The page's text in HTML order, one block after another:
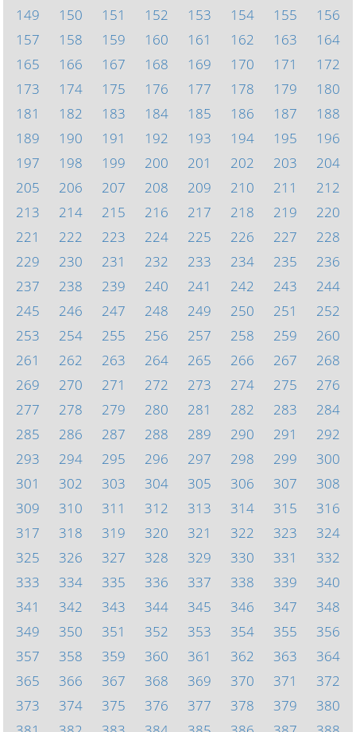
149
150 151 152 153 154 155
156
157
158 159 160 161 162 163
164
165
166 167 168 169 170 171
172
173
174 175 176 177 178 179
180
181
182 183 184 185 186 187
188
189
190 191 192 193 194 195
196
197
198 199 200 201 202 203
204
205
206 207 208 209 210 211
212
213
214 215 216 217 218 219
220
221
222 223 224 225 226 227
228
229
230 231 232 233 234 235
236
237
238 239 240 241 242 243
244
245
246 247 248 249 250 251
252
253
254 255 256 257 258 259
260
261
262 263 264 265 266 267
268
269
270 271 272 273 274 275
276
277
278 279 280 281 282 283
284
285
286 287 288 289 290 291
292
293
294 295 296 297 298 299
300
301
302 303 304 305 306 307
308
309
310 311 312 313 314 315
316
317
318 319 320 321 322 323
324
325
326 327 328 329 330 331
332
333
334 335 336 337 338 339
340
341
342 343 344 345 346 347
348
349
350 351 352 353 354 355
356
357
358 359 360 361 362 363
364
365
366 367 368 369 370 371
372
373
374 375 376 377 378 379
380